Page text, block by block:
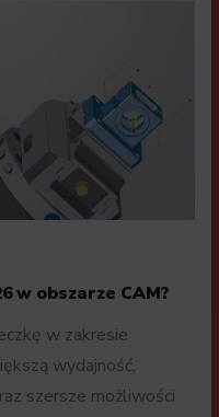
w obszarze CAM?
w zakresie
wydajność,
szersze możliwości